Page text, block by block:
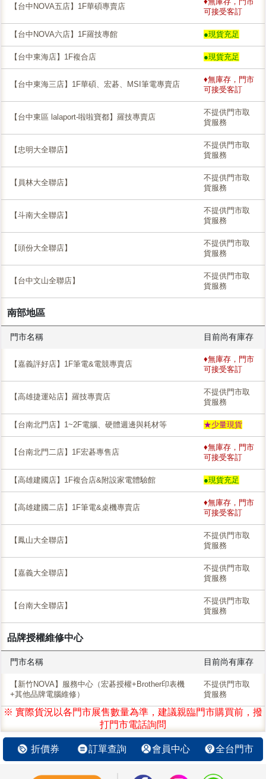
【台中NOVA五店】1F華碩專賣店
可接受客訂
【台中NOVA六店】1F羅技專館 ●現貨充足
【台中東海店】1F複合店 ●現貨充足
【台中東海三店】1F華碩、宏碁、MSI筆電專賣店
♦無庫存，門市
可接受客訂
【台中東區 lalaport-啦啦寶都】羅技專賣店
不提供門市取
貨服務
【忠明大全聯店】
不提供門市取
貨服務
【員林大全聯店】
不提供門市取
貨服務
【斗南大全聯店】
不提供門市取
貨服務
【頭份大全聯店】
不提供門市取
貨服務
【台中文山全聯店】
不提供門市取
貨服務
南部地區
門市名稱 目前尚有庫存
【嘉義評好店】1F筆電&電競專賣店
♦無庫存，門市
可接受客訂
【高雄捷運站店】羅技專賣店
不提供門市取
貨服務
【台南北門店】1~2F電腦、硬體週邊與耗材等 ★少量現貨
【台南北門二店】1F宏碁專售店
♦無庫存，門市
可接受客訂
【高雄建國店】1F複合店&附設家電體驗館 ●現貨充足
【高雄建國二店】1F筆電&桌機專賣店
♦無庫存，門市
可接受客訂
【鳳山大全聯店】
不提供門市取
貨服務
【嘉義大全聯店】
不提供門市取
貨服務
【台南大全聯店】
不提供門市取
貨服務
品牌授權維修中心
門市名稱 目前尚有庫存
【新竹NOVA】服務中心（宏碁授權+Brother印表機
+其他品牌電腦維修）
不提供門市取
貨服務
※ 實際貨況以各門市展售數量為準，建議親臨門市購買前，撥
打門市電話詢問
折價券 訂單查詢 會員中心 全台門市